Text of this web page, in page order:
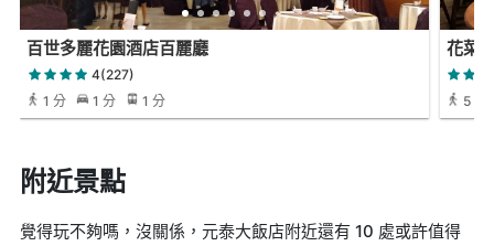
百世多麗花園酒店百麗廳
4(227)
1 分
1 分 1 分
花菜
5 分
附近景點
覺得玩不夠嗎，沒關係，元泰大飯店附近還有 10 處或許值得